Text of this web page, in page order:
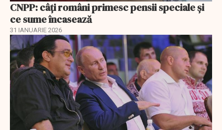
CNPP: câți români primesc pensii speciale și
ce sume încasează
31 IANUARIE 2026